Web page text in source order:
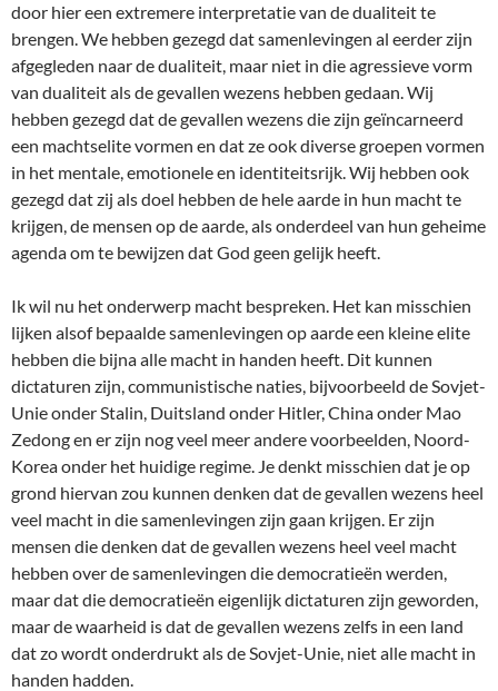
door hier een extremere interpretatie van de dualiteit te
brengen. We hebben gezegd dat samenlevingen al eerder zijn
afgegleden naar de dualiteit, maar niet in die agressieve vorm
van dualiteit als de gevallen wezens hebben gedaan. Wij
hebben gezegd dat de gevallen wezens die zijn geïncarneerd
een machtselite vormen en dat ze ook diverse groepen vormen
in het mentale, emotionele en identiteitsrijk. Wij hebben ook
gezegd dat zij als doel hebben de hele aarde in hun macht te
krijgen, de mensen op de aarde, als onderdeel van hun geheime
agenda om te bewijzen dat God geen gelijk heeft.
Ik wil nu het onderwerp macht bespreken. Het kan misschien
lijken alsof bepaalde samenlevingen op aarde een kleine elite
hebben die bijna alle macht in handen heeft. Dit kunnen
dictaturen zijn, communistische naties, bijvoorbeeld de Sovjet-
Unie onder Stalin, Duitsland onder Hitler, China onder Mao
Zedong en er zijn nog veel meer andere voorbeelden, Noord-
Korea onder het huidige regime. Je denkt misschien dat je op
grond hiervan zou kunnen denken dat de gevallen wezens heel
veel macht in die samenlevingen zijn gaan krijgen. Er zijn
mensen die denken dat de gevallen wezens heel veel macht
hebben over de samenlevingen die democratieën werden,
maar dat die democratieën eigenlijk dictaturen zijn geworden,
maar de waarheid is dat de gevallen wezens zelfs in een land
dat zo wordt onderdrukt als de Sovjet-Unie, niet alle macht in
handen hadden.